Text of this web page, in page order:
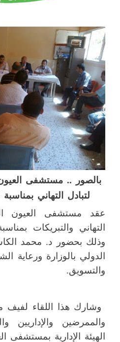
بالصور .. مستشفى
لتبادل التهاني
عقد مستشفى العيون
التهاني والتبريكات
وذلك بحضور د. محمد
الدولي بالوزارة ورعاية
والتسويق.
وشارك هذا اللقاء لفيف
والممرضين والإداريين
الهيئة الإدارية بمستشفى